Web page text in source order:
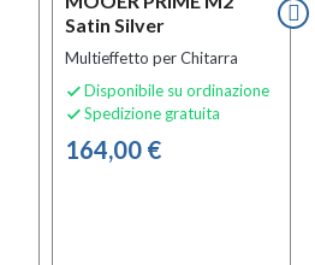
Satin Silver
Multieffetto per Chitarra
 Disponibile su ordinazione
 Spedizione gratuita
164,00 €